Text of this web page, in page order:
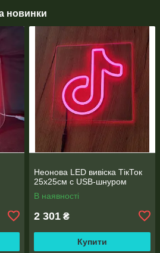
новинки
Неонова LED вивіска ТікТок
25х25см с USB-шнуром
В наявності
2 301 ₴
Купити